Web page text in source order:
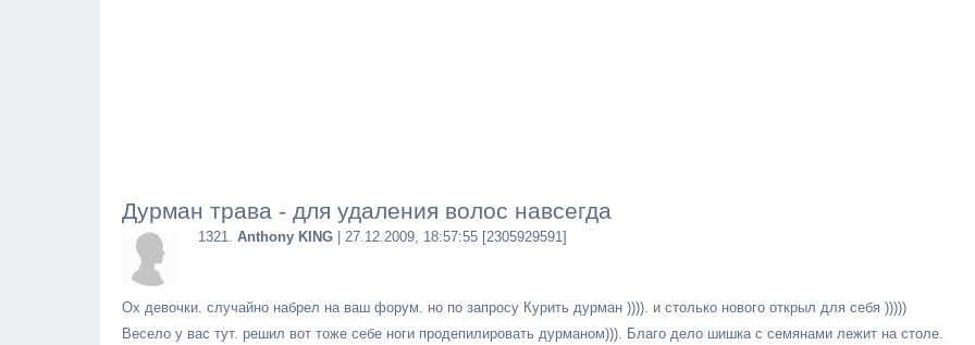
Дурман трава - для удаления волос навсегда
1321. Anthony KING | 27.12.2009, 18:57:55 [2305929591]
Ох девочки. случайно набрел на ваш форум. но по запросу Курить дурман )))). и столько нового открыл для себя )))))
Весело у вас тут. решил вот тоже себе ноги продепилировать дурманом))). Благо дело шишка с семянами лежит на столе.